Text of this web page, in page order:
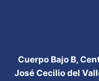
Cuerpo Bajo B,
José Cecilio del